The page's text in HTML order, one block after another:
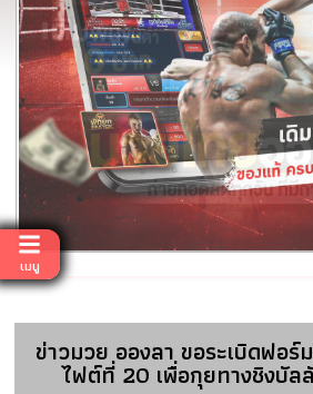
เมนู
ข่าวมวย อองลา ขอระเบิดฟอ
ไฟต์ที่ 20 เพื่อกุยทางชิงบัล